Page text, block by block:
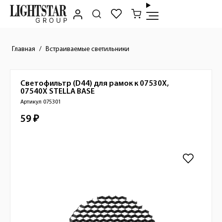
Главная Встраиваемые светильники
Краткое описание товара
Светофильтр (D44) для рамок к 07530X,
07540X STELLA BASE
Артикул 075301
Стоимость товара
59 ₽